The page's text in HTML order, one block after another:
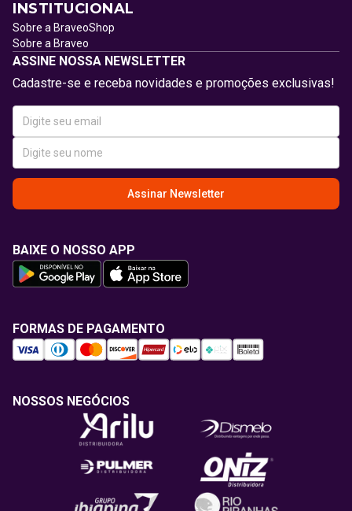
INSTITUCIONAL
Sobre a BraveoShop
Sobre a Braveo
ASSINE NOSSA NEWSLETTER
Cadastre-se e receba novidades e promoções exclusivas!
Assinar Newsletter
BAIXE O NOSSO APP
FORMAS DE PAGAMENTO
NOSSOS NEGÓCIOS